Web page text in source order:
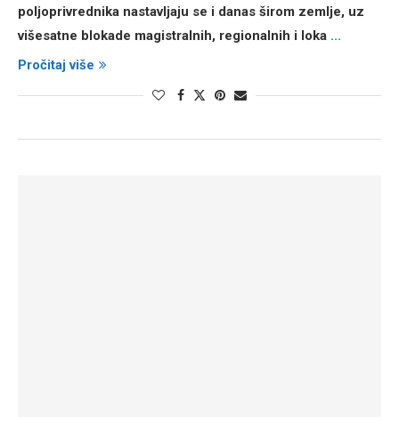
poljoprivrednika nastavljaju se i danas širom zemlje, uz
višesatne blokade magistralnih, regionalnih i loka ...
Pročitaj više